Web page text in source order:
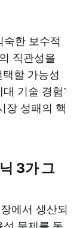
숙한 보수적
직관성을
할 가능성
기술 경험’
장 성패의 핵
3가 그
에서 생산되